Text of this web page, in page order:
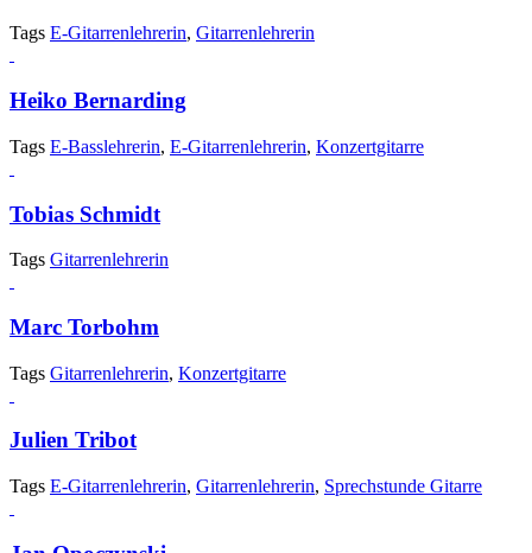
Tags E-Gitarrenlehrerin, Gitarrenlehrerin
Heiko Bernarding
Tags E-Basslehrerin, E-Gitarrenlehrerin, Konzertgitarre
Tobias Schmidt
Tags Gitarrenlehrerin
Marc Torbohm
Tags Gitarrenlehrerin, Konzertgitarre
Julien Tribot
Tags E-Gitarrenlehrerin, Gitarrenlehrerin, Sprechstunde Gitarre